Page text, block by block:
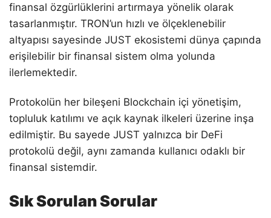
finansal özgürlüklerini artırmaya yönelik olarak
tasarlanmıştır. TRON’un hızlı ve ölçeklenebilir
altyapısı sayesinde JUST ekosistemi dünya çapında
erişilebilir bir finansal sistem olma yolunda
ilerlemektedir.
Protokolün her bileşeni Blockchain içi yönetişim,
topluluk katılımı ve açık kaynak ilkeleri üzerine inşa
edilmiştir. Bu sayede JUST yalnızca bir DeFi
protokolü değil, aynı zamanda kullanıcı odaklı bir
finansal sistemdir.
Sık Sorulan Sorular